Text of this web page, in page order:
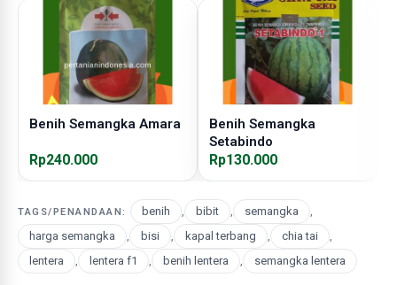
Benih Semangka Amara
Rp240.000
Benih Semangka
Setabindo
Rp130.000
TAGS/PENANDAAN: benih , bibit , semangka
,
harga semangka
, bisi , kapal terbang , chia tai
,
lentera
, lentera f1 , benih lentera , semangka lentera